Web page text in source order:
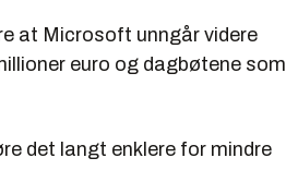
at Microsoft unngår videre
euro og dagbøtene som
det langt enklere for mindre